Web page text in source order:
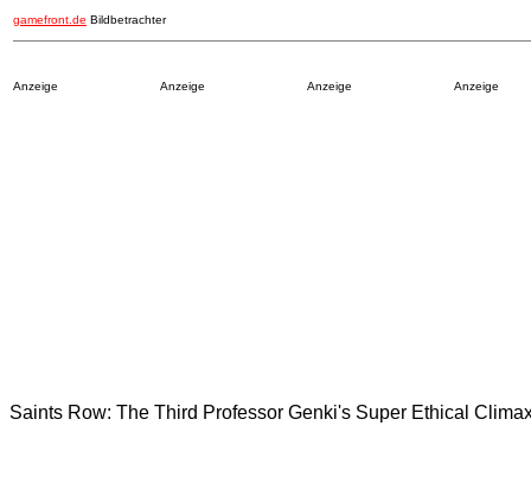
gamefront.de Bildbetrachter
Anzeige Anzeige Anzeige Anzeige
Saints Row: The Third Professor Genki's Super Ethical